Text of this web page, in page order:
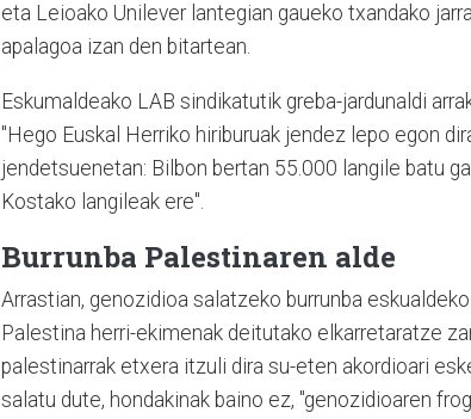
eta Leioako Unilever lantegian gaueko txandako
apalagoa izan den bitartean.
Eskumaldeako LAB sindikatutik greba-jardunaldi
"Hego Euskal Herriko hiriburuak jendez lepo egon
jendetsuenetan: Bilbon bertan 55.000 langile batu
Kostako langileak ere".
Burrunba Palestinaren alde
Arrastian, genozidioa salatzeko burrunba
Palestina herri-ekimenak deitutako elkarretaratze
palestinarrak etxera itzuli dira su-eten akordioari
salatu dute, hondakinak baino ez, "genozidioaren